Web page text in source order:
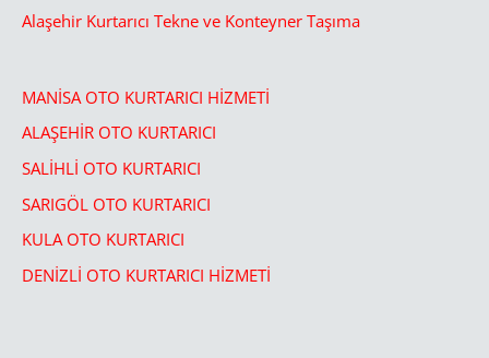
Alaşehir Kurtarıcı Tekne ve Konteyner Taşıma
MANİSA OTO KURTARICI HİZMETİ
ALAŞEHİR OTO KURTARICI​
SALİHLİ OTO KURTARICI​
SARIGÖL OTO KURTARICI​
KULA OTO KURTARICI​
DENİZLİ OTO KURTARICI HİZMETİ